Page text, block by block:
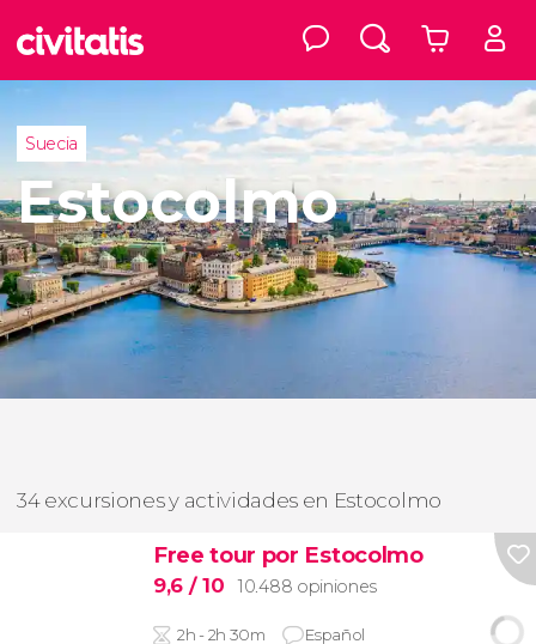
Suecia
Estocolmo
34 excursiones y actividades en Estocolmo
Free tour por Estocolmo
9,6 / 10 10.488 opiniones
2h - 2h 30m Español